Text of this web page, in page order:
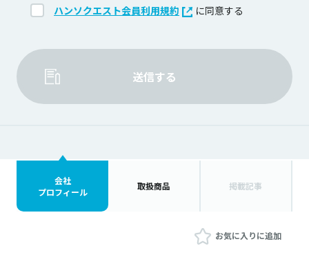
ハンソクエスト会員利用規約 に同意する
送信する
会社
プロフィール
取扱商品 掲載記事
お気に入りに追加